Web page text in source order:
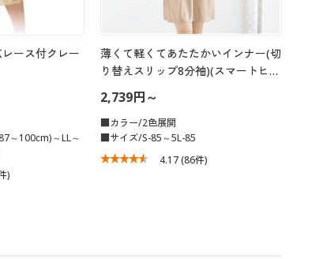
レース付クレー
～100cm)～LL～
)
薄くて軽くてあたたかいインナー(切
り替えスリップ8分袖)(スマートヒ…
2,739円～
■カラー/2色展開
■サイズ/S-85～5L-85
4.17(86件)